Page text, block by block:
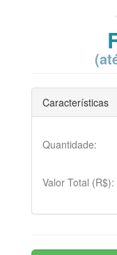
Características
Quantidade:
Valor Total (R$):